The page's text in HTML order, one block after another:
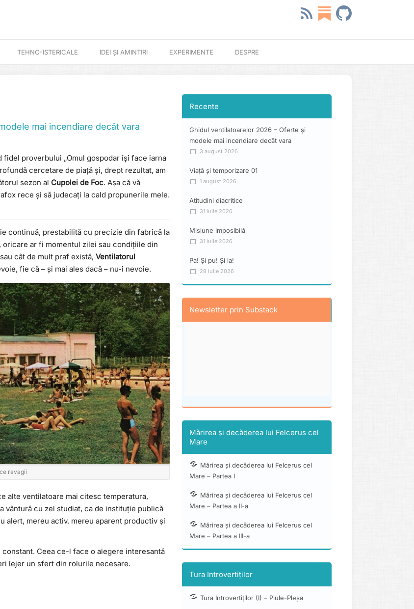
TEHNO-ISTERICALE IDEI ȘI AMINTIRI EXPERIMENTE DESPRE
mai incendiare decât vara
proverbului „Omul gospodar își face iarna
cercetare de piață și, drept rezultat, am
sezon al Cupolei de Foc. Așa că vă
rece și să judecați la cald propunerile mele.
continuă, prestabilită cu precizie din fabrică la
oricare ar fi momentul zilei sau condițiile din
cât de mult praf există, Ventilatorul
fie că – și mai ales dacă – nu-i nevoie.
ravagii
alte ventilatoare mai citesc temperatura,
vântură cu zel studiat, ca de instituție publică
alert, mereu activ, mereu aparent productiv și
Ceea ce-l face o alegere interesantă
lejer un sfert din rolurile necesare.
Recente
Ghidul ventilatoarelor 2026 – Oferte și
modele mai incendiare decât vara
3 august 2026
Viață și temporizare 01
1 august 2026
Atitudini diacritice
31 iulie 2026
Misiune imposibilă
31 iulie 2026
Pa! Și pu! Și la!
28 iulie 2026
Newsletter prin Substack
Mărirea și decăderea lui Felcerus cel
Mare
Mărirea și decăderea lui Felcerus cel
Mare – Partea I
Mărirea și decăderea lui Felcerus cel
Mare – Partea a II-a
Mărirea și decăderea lui Felcerus cel
Mare – Partea a III-a
Tura Introvertiților
Tura Introvertiților (I) – Piule-Pleșa